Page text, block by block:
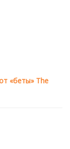
«беты» The